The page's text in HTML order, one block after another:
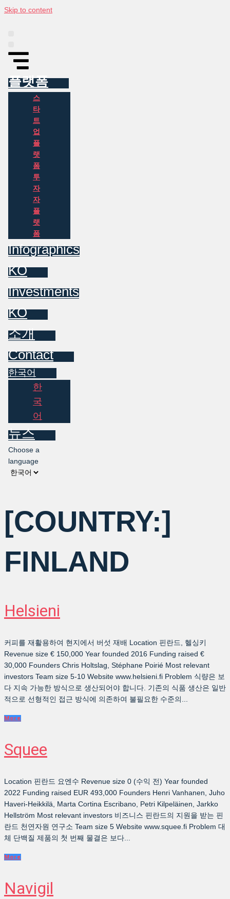
Skip to content
플랫폼
스
타
트
업
플
랫
폼
투
자
자
플
랫
폼
Infographics
KO
Investments
KO
소개
Contact
한국어
한
국
어
뉴스
Choose a
language
[COUNTRY:]
FINLAND
Helsieni
커피를 재활용하여 현지에서 버섯 재배 Location 핀란드, 헬싱키
Revenue size € 150,000 Year founded 2016 Funding raised €
30,000 Founders Chris Holtslag, Stéphane Poirié Most relevant
investors Team size 5-10 Website www.helsieni.fi Problem 식량은 보
다 지속 가능한 방식으로 생산되어야 합니다. 기존의 식품 생산은 일반
적으로 선형적인 접근 방식에 의존하여 불필요한 수준의...
More
Squee
Location 핀란드 요엔수 Revenue size 0 (수익 전) Year founded
2022 Funding raised EUR 493,000 Founders Henri Vanhanen, Juho
Haveri-Heikkilä, Marta Cortina Escribano, Petri Kilpeläinen, Jarkko
Hellström Most relevant investors 비즈니스 핀란드의 지원을 받는 핀
란드 천연자원 연구소 Team size 5 Website www.squee.fi Problem 대
체 단백질 제품의 첫 번째 물결은 보다...
More
Navigil